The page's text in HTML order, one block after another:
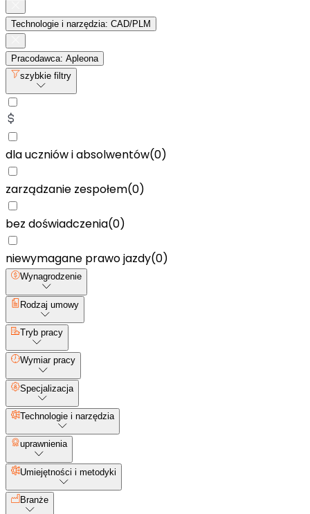
Technologie i narzędzia: CAD/PLM
Pracodawca: Apleona
szybkie filtry
dla uczniów i absolwentów(0)
zarządzanie zespołem(0)
bez doświadczenia(0)
niewymagane prawo jazdy(0)
Wynagrodzenie
Rodzaj umowy
Tryb pracy
Wymiar pracy
Specjalizacja
Technologie i narzędzia
uprawnienia
Umiejętności i metodyki
Branże